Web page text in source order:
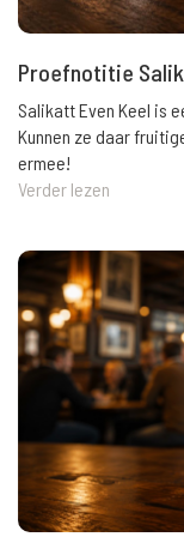
Proefnotitie
Salikatt Even Keel is
Kunnen ze daar
ermee!
Verder lezen